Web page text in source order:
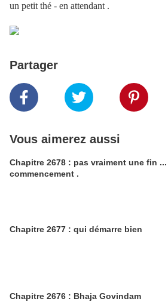
un petit thé - en attendant .
Partager
Vous aimerez aussi
Chapitre 2678 : pas vraiment une fin
commencement .
Chapitre 2677 : qui démarre bien
Chapitre 2676 : Bhaja Govindam